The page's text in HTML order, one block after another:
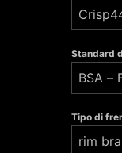
Standard
Tipo di